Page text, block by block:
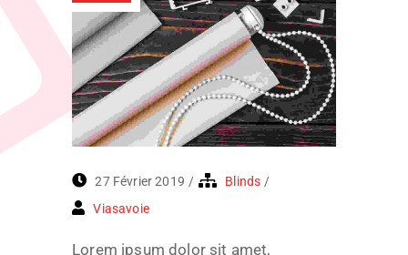
27 Février 2019
Blinds
Viasavoie
Lorem ipsum dolor sit amet,